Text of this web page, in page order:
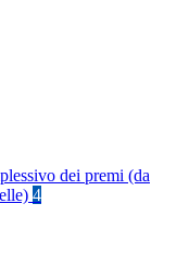
dei premi (da
4